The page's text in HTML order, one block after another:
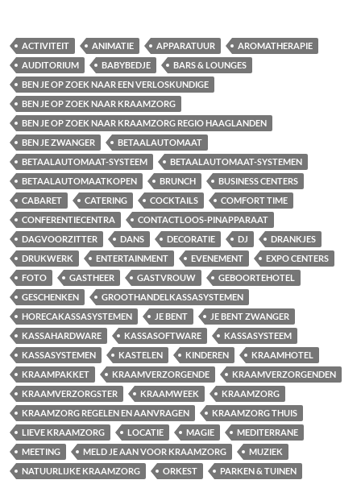
ACTIVITEIT ANIMATIE APPARATUUR
AROMATHERAPIE
AUDITORIUM
BABYBEDJE
BARS & LOUNGES
BEN JE OP ZOEK NAAR EEN VERLOSKUNDIGE
BEN JE OP ZOEK NAAR KRAAMZORG
BEN JE OP ZOEK NAAR KRAAMZORG REGIO HAAGLANDEN
BEN JE ZWANGER
BETAALAUTOMAAT
BETAALAUTOMAAT-SYSTEEM
BETAALAUTOMAAT-SYSTEMEN
BETAALAUTOMAATKOPEN
BRUNCH
BUSINESS CENTERS
CABARET
CATERING COCKTAILS
COMFORT TIME
CONFERENTIECENTRA
CONTACTLOOS-PINAPPARAAT
DAGVOORZITTER
DANS DECORATIE DJ
DRANKJES
DRUKWERK
ENTERTAINMENT EVENEMENT
EXPO CENTERS
FOTO
GASTHEER GASTVROUW
GEBOORTEHOTEL
GESCHENKEN
GROOTHANDELKASSASYSTEMEN
HORECAKASSASYSTEMEN
JE BENT
JE BENT ZWANGER
KASSAHARDWARE
KASSASOFTWARE
KASSASYSTEEM
KASSASYSTEMEN
KASTELEN KINDEREN
KRAAMHOTEL
KRAAMPAKKET
KRAAMVERZORGENDE
KRAAMVERZORGENDEN
KRAAMVERZORGSTER
KRAAMWEEK
KRAAMZORG
KRAAMZORG REGELEN EN AANVRAGEN
KRAAMZORG THUIS
LIEVE KRAAMZORG
LOCATIE MAGIE
MEDITERRANE
MEETING
MELD JE AAN VOOR KRAAMZORG
MUZIEK
NATUURLIJKE KRAAMZORG
ORKEST
PARKEN & TUINEN